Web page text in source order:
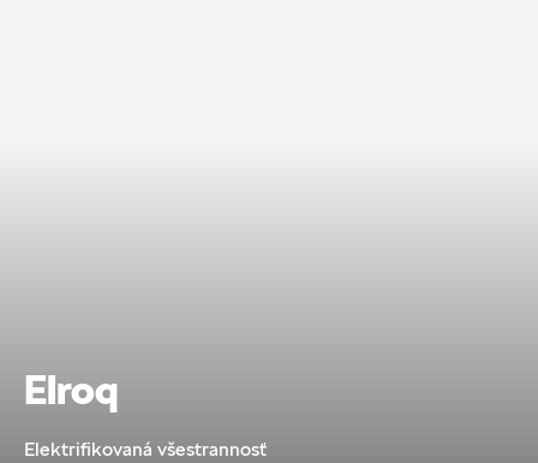
Elroq
Elektrifikovaná všestrannosť